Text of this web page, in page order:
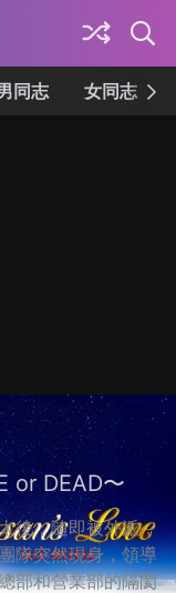
同志 女同志
or DEAD〜
後，隨即被外派，
隊突然現身，領導
部和營業部的隔閡